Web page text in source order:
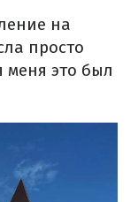
на
просто
меня это был